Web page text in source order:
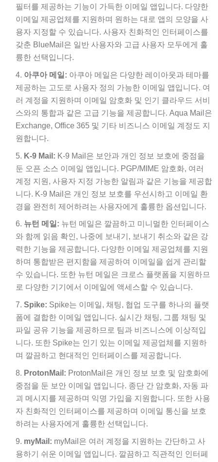
필터를 제공하는 기능이 가득한 이메일 앱입니다. 다양한
이메일 제공업체를 지원하며 원하는 대로 앱의 모양을 사
용자 지정할 수 있습니다. 사용자 친화적인 인터페이스를
갖춘 BlueMail은 일반 사용자와 고급 사용자 모두에게 훌
륭한 선택입니다.
아쿠아 메일: 아쿠아 메일은 다양한 레이아웃과 테마를
제공하는 고도로 사용자 정의 가능한 이메일 앱입니다. 여
러 계정을 지원하며 이메일 암호화 및 인기 클라우드 서비
스와의 통합과 같은 고급 기능을 제공합니다. Aqua Mail은
Exchange, Office 365 및 기타 비즈니스 이메일 계정도 지
원합니다.
K-9 Mail: K-9 Mail은 보안과 개인 정보 보호에 중점을
둔 오픈 소스 이메일 앱입니다. PGP/MIME 암호화, 여러
계정 지원, 사용자 지정 가능한 알림과 같은 기능을 제공합
니다. K-9 Mail은 개인 정보 보호를 우선시하고 이메일 환
경을 완전히 제어하려는 사용자에게 훌륭한 옵션입니다.
뉴턴 메일: 뉴턴 메일은 깔끔하고 미니멀한 인터페이스
와 함께 읽음 확인, 나중에 보내기, 보내기 취소와 같은 강
력한 기능을 제공합니다. 다양한 이메일 제공업체를 지원
하며 통합받은 편지함을 제공하여 이메일을 쉽게 관리할
수 있습니다. 또한 뉴턴 메일은 크로스 플랫폼을 지원하므
로 다양한 기기에서 이메일에 액세스할 수 있습니다.
Spike: Spike는 이메일, 채팅, 협업 도구를 하나의 플랫
폼에 결합한 이메일 앱입니다. 실시간 채팅, 그룹 채팅 및
파일 공유 기능을 제공하므로 팀과 비즈니스에 이상적입
니다. 또한 Spike는 인기 있는 이메일 제공업체를 지원하
며 깔끔하고 현대적인 인터페이스를 제공합니다.
ProtonMail: ProtonMail은 개인 정보 보호 및 암호화에
중점을 둔 보안 이메일 앱입니다. 종단 간 암호화, 자동 파
괴 메시지를 제공하며 익명 가입을 지원합니다. 또한 사용
자 친화적인 인터페이스를 제공하며 이메일 통신을 보호
하려는 사용자에게 훌륭한 선택입니다.
myMail: myMail은 여러 계정을 지원하는 간단하고 사
용하기 쉬운 이메일 앱입니다. 깔끔하고 직관적인 인터페